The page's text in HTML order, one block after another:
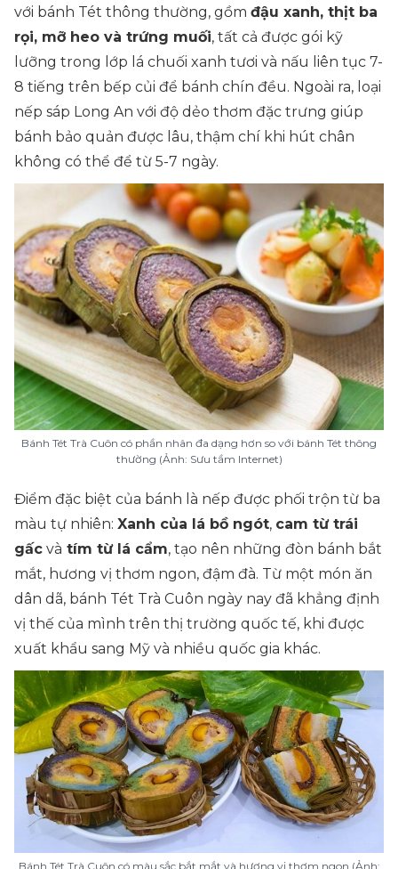
với bánh Tét thông thường, gồm đậu xanh, thịt ba
rọi, mỡ heo và trứng muối, tất cả được gói kỹ
lưỡng trong lớp lá chuối xanh tươi và nấu liên tục 7-
8 tiếng trên bếp củi để bánh chín đều. Ngoài ra, loại
nếp sáp Long An với độ dẻo thơm đặc trưng giúp
bánh bảo quản được lâu, thậm chí khi hút chân
không có thể để từ 5-7 ngày.
Bánh Tét Trà Cuôn có phần nhân đa dạng hơn so với bánh Tét thông
thường (Ảnh: Sưu tầm Internet)
Điểm đặc biệt của bánh là nếp được phối trộn từ ba
màu tự nhiên: Xanh của lá bồ ngót, cam từ trái
gấc và tím từ lá cẩm, tạo nên những đòn bánh bắt
mắt, hương vị thơm ngon, đậm đà. Từ một món ăn
dân dã, bánh Tét Trà Cuôn ngày nay đã khẳng định
vị thế của mình trên thị trường quốc tế, khi được
xuất khẩu sang Mỹ và nhiều quốc gia khác.
Bánh Tét Trà Cuôn có màu sắc bắt mắt và hương vị thơm ngon (Ảnh: